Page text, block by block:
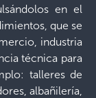
en el
que se
industria
técnica para
talleres de
albañilería,